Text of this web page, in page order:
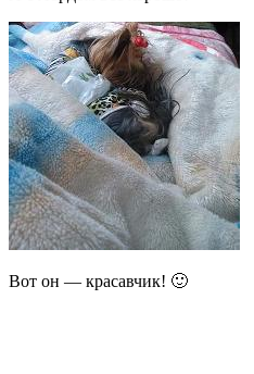
Вот он — красавчик! 🙂